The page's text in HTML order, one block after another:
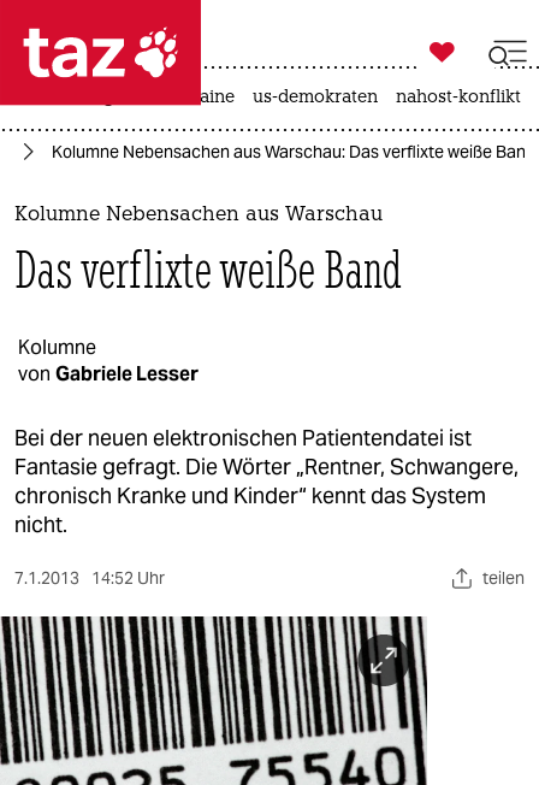
 taz zahl ich
taz zahl ich
themen
politik
gesellschaft
kultur
sport
berlin
nord
wahrheit
verlag
verlag

taz zahl ich
krieg in der ukraine us-demokraten nahost-konflikt
Kolumne Nebensachen aus Warschau: Das verflixte weiße Band
Kolumne Nebensachen aus Warschau
Das verflixte weiße Band
Kolumne
von Gabriele Lesser
Bei der neuen elektronischen Patientendatei ist
Fantasie gefragt. Die Wörter „Rentner, Schwangere,
chronisch Kranke und Kinder“ kennt das System
nicht.
7.1.2013 14:52 Uhr teilen